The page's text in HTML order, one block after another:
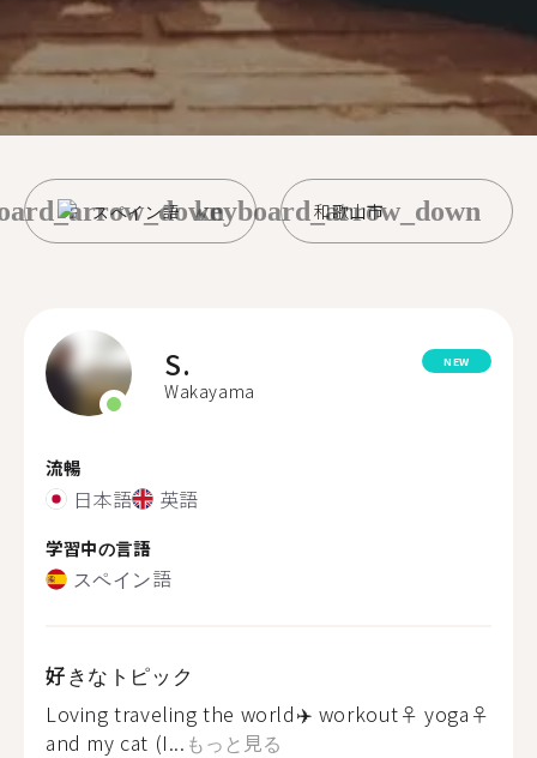
スペイン語 和歌山市
keyboard_arrow_down
S.
Wakayama
NEW
流暢
日本語 英語
学習中の言語
スペイン語
好きなトピック
Loving traveling the world✈️ workout‍♀️ yoga‍♀️
and my cat (I... もっと見る